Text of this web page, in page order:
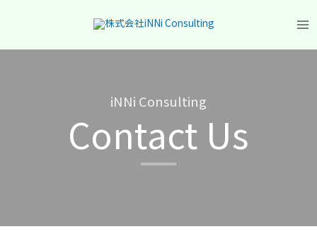
iNNi Consulting
Contact Us